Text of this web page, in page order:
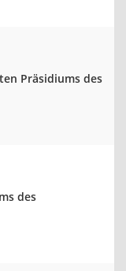
Präsidiums des
des